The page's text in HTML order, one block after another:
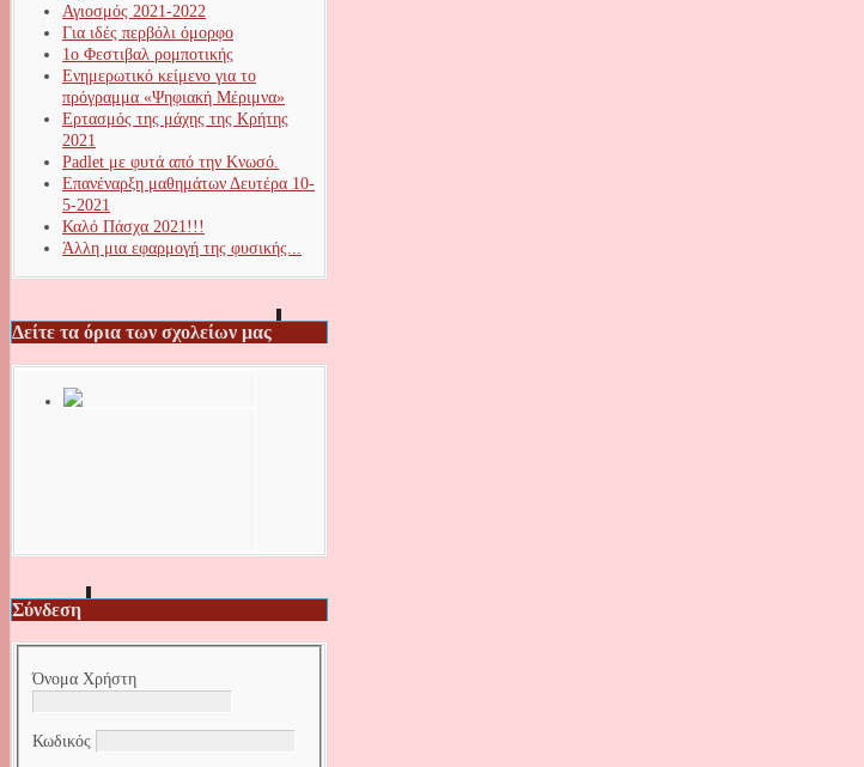
Αγιοσμός 2021-2022
Για ιδές περβόλι όμορφο
1ο Φεστιβαλ ρομποτικής
Ενημερωτικό κείμενο για το
πρόγραμμα «Ψηφιακή Μέριμνα»
Ερτασμός της μάχης της Κρήτης
2021
Padlet με φυτά από την Κνωσό.
Επανέναρξη μαθημάτων Δευτέρα 10-
5-2021
Καλό Πάσχα 2021!!!
Άλλη μια εφαρμογή της φυσικής...
Δείτε τα όρια των σχολείων μας
Σύνδεση
Όνομα Χρήστη
Κωδικός